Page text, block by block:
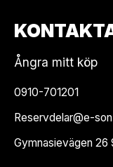
Ångra mitt köp
0910-701201
Reservdelar@e-
Gymnasievägen 26